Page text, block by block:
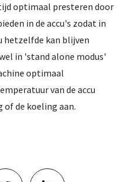
optimaal presteren door
in de accu's zodat in
hetzelfde kan blijven
in 'stand alone modus'
optimaal
van de accu
de koeling aan.